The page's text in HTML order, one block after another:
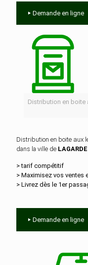
Demande en ligne
Distribution en boite
Distribution en boite aux
dans la ville de
> tarif compétitif
> Maximisez vos ventes
> Livrez dès le 1er
Demande en ligne